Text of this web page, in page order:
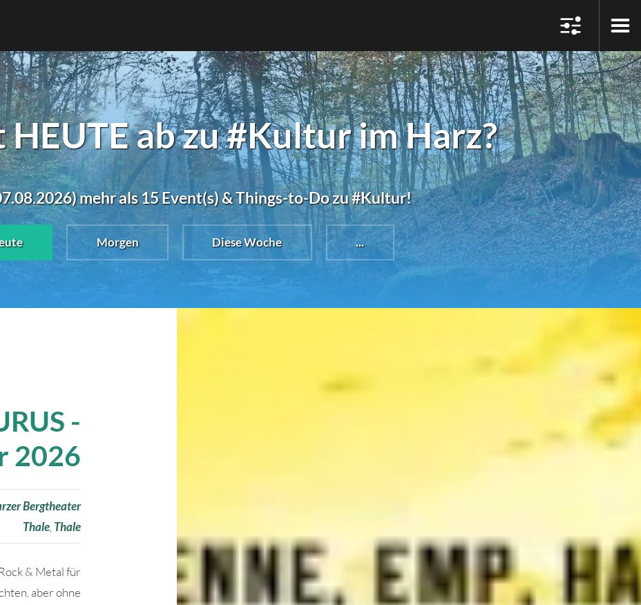
HEUTE ab zu #Kultur im Harz?
mehr als 15 Event(s) & Things-to-Do zu #Kultur!
Morgen Diese Woche ...
-
2026
Bergtheater
Thale Thale
& Metal für
aber ohne